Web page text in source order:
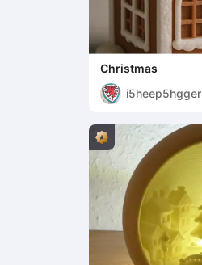
Christmas
i5heep5hgger